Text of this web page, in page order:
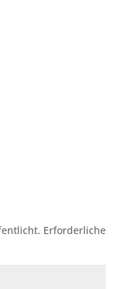
Erforderliche